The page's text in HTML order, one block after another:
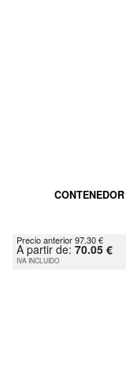
Precio anterior 97.30 €
A partir de: 70.05 €
IVA INCLUIDO